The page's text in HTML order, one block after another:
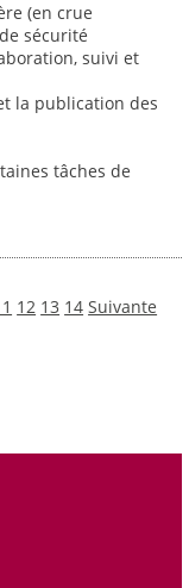
(en crue
sécurité
suivi et
la publication des
tâches de
12 13 14 Suivante